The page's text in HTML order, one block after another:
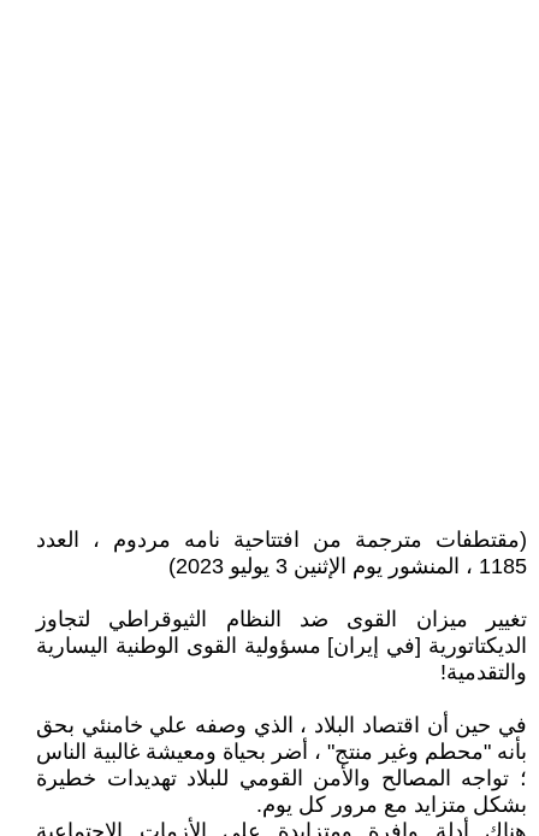
(مقتطفات مترجمة من افتتاحية نامه مردوم ، العدد
1185 ، المنشور يوم الإثنين 3 يوليو 2023)
تغيير ميزان القوى ضد النظام الثيوقراطي لتجاوز
الديكتاتورية [في إيران] مسؤولية القوى الوطنية اليسارية
والتقدمية!
في حين أن اقتصاد البلاد ، الذي وصفه علي خامنئي بحق
بأنه "محطم وغير منتج" ، أضر بحياة ومعيشة غالبية الناس
؛ تواجه المصالح والأمن القومي للبلاد تهديدات خطيرة
بشكل متزايد مع مرور كل يوم.